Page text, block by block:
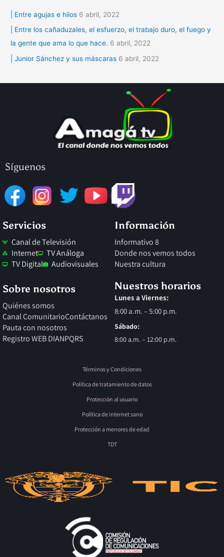
| Entre agujas e hilos 6 abril, 2022
| Entre los cañaduzales, el esfuerzo, el trabajo duro, el fuego y
la gente que ama lo que hace. 6 abril, 2022
| Junior Sánchez y sus máscaras 6 abril, 2022
Síguenos
Twitch
Servicios
Canal de Televisión
Internet
TV Análoga
TV Digital
Audiovisuales
Información
Informativo 8
Donde nos vemos todos
Nuestra cultura
Sobre nosotros
Quiénes somos
Canal ComunitarioContáctanos
Pauta con nosotros
Registro WEB DIANPQRS
Nuestros horarios
Lunes a Viernes:
8:00 a.m. – 5:00 p.m.
Sábado:
8:00 a.m. – 12:00 p.m.
Términos y Condiciones
Política de tratamiento de datos
Protección al usuario
Política de internet sano
Protección a menores de edad
TDT